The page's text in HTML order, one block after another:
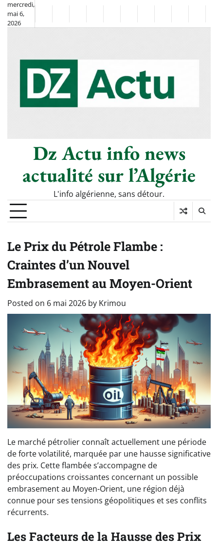
Skip
content
mercredi,
mai 6,
2026
FlashSportclasséDiasporaChronique
Le
Thé
SociétéCultureMondeÉconomie
Tech
Dz Actu info news
actualité sur l’Algérie
L'info algérienne, sans détour.
Le Prix du Pétrole Flambe :
Craintes d’un Nouvel
Embrasement au Moyen-Orient
Posted on 6 mai 2026 by Krimou
Le marché pétrolier connaît actuellement une période
de forte volatilité, marquée par une hausse significative
des prix. Cette flambée s’accompagne de
préoccupations croissantes concernant un possible
embrasement au Moyen-Orient, une région déjà
connue pour ses tensions géopolitiques et ses conflits
récurrents.
Les Facteurs de la Hausse des Prix